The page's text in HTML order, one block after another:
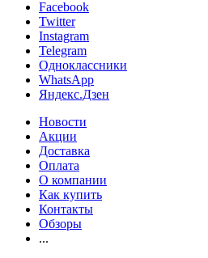
Facebook
Twitter
Instagram
Telegram
Одноклассники
WhatsApp
Яндекс.Дзен
Новости
Акции
Доставка
Оплата
О компании
Как купить
Контакты
Обзоры
...